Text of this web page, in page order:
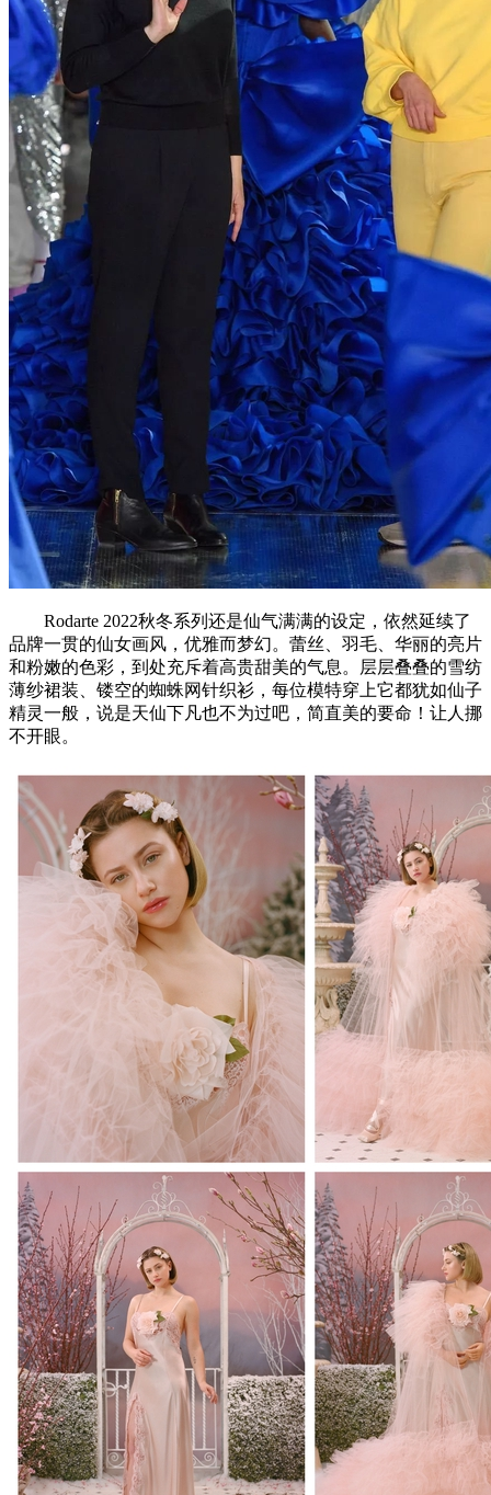
Rodarte 2022秋冬系列还是仙气满满的设定，依然延续了
品牌一贯的仙女画风，优雅而梦幻。蕾丝、羽毛、华丽的亮片
和粉嫩的色彩，到处充斥着高贵甜美的气息。层层叠叠的雪纺
薄纱裙装、镂空的蜘蛛网针织衫，每位模特穿上它都犹如仙子
精灵一般，说是天仙下凡也不为过吧，简直美的要命！让人挪
不开眼。